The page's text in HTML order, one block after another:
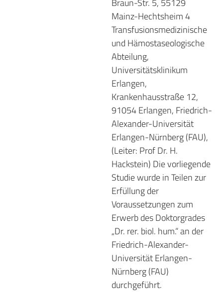
Braun-Str. 5, 55129
Mainz-Hechtsheim 4
Transfusionsmedizinische
und Hämostaseologische
Abteilung,
Universitätsklinikum
Erlangen,
Krankenhausstraße 12,
91054 Erlangen, Friedrich-
Alexander-Universität
Erlangen-Nürnberg (FAU),
(Leiter: Prof Dr. H.
Hackstein) Die vorliegende
Studie wurde in Teilen zur
Erfüllung der
Voraussetzungen zum
Erwerb des Doktorgrades
„Dr. rer. biol. hum.“ an der
Friedrich-Alexander-
Universität Erlangen-
Nürnberg (FAU)
durchgeführt.